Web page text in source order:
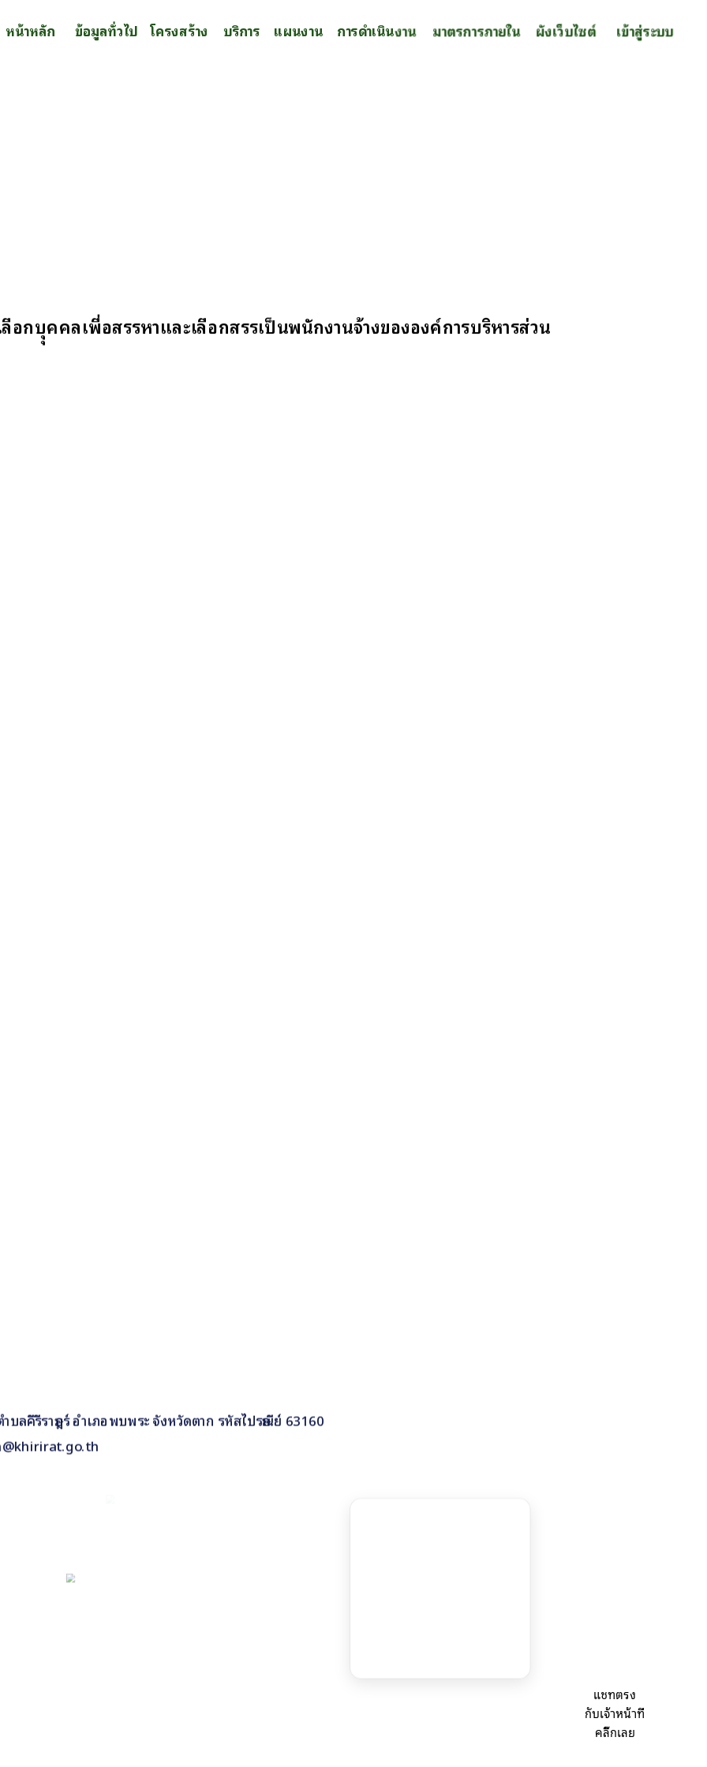
แชทตรง
กับเจ้าหน้าที่
คลิ๊กเลย
หน้าหลัก ข้อมูลทั่วไป โครงสร้าง บริการ แผนงาน การดำเนินงาน มาตรการภายใน ผังเว็บไซต์ เข้าสู่ระบบ
กบุุคคลเพื่อสรรหาและเลือกสรรเป็นพนักงานจ้างขององค์การบริหารส่วน
ลคีรีราษฎร์ อำเภอพบพระ จังหวัดตาก รหัสไปรษณีย์ 63160